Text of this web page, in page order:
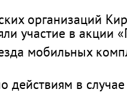
организаций
участие в акции
мобильных
действиям в